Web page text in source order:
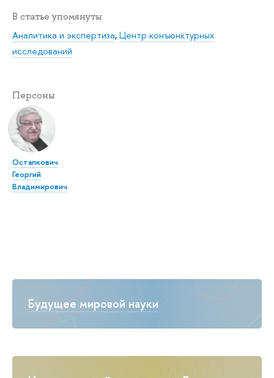
Будущее мировой науки
В статье упомянуты
Аналитика и экспертиза,Центр конъюнктурных
исследований
Персоны
Остапкович
Георгий
Владимирович